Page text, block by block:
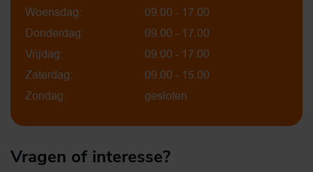
Woensdag:
09.00 - 17.00
Donderdag:
09.00 - 17.00
Vrijdag:
09.00 - 17.00
Zaterdag:
09.00 - 15.00
Zondag:
gesloten
Vragen of interesse?